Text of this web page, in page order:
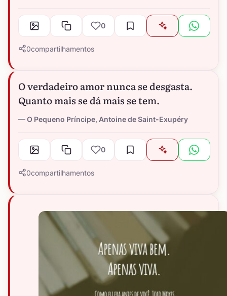
0
0compartilhamentos
O verdadeiro amor nunca se desgasta.
Quanto mais se dá mais se tem.
O Pequeno Príncipe, Antoine de Saint-Exupéry
0
0compartilhamentos